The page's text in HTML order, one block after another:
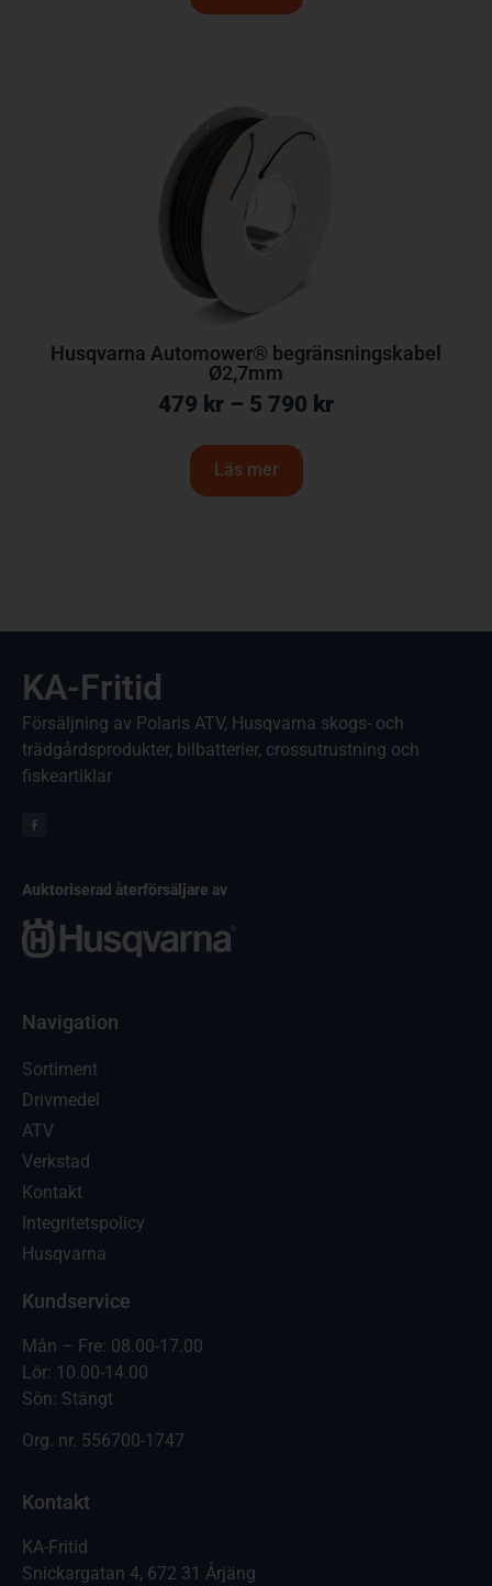
Husqvarna Automower® begränsningskabel
Ø2,7mm
479 kr – 5 790 kr
Läs mer
KA-Fritid
Försäljning av Polaris ATV, Husqvarna skogs- och
trädgårdsprodukter, bilbatterier, crossutrustning och
fiskeartiklar
Auktoriserad återförsäljare av
Navigation
Sortiment
Drivmedel
ATV
Verkstad
Kontakt
Integritetspolicy
Husqvarna
Kundservice
Mån – Fre: 08.00-17.00
Lör: 10.00-14.00
Sön: Stängt
Org. nr. 556700-1747
Kontakt
KA-Fritid
Snickargatan 4, 672 31 Årjäng